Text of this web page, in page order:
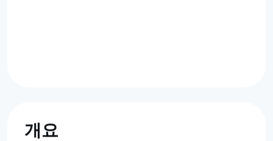
개요